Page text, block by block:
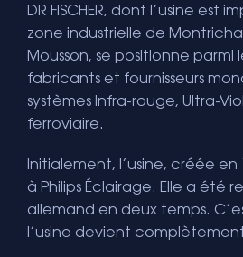
DR FISCHER, dont l’usine est
zone industrielle de
Mousson, se positionne parmi
fabricants et fournisseurs
systèmes Infra-rouge, Ultra-
ferroviaire.
Initialement, l’usine, créée
à Philips Éclairage. Elle a été
allemand en deux temps.
l’usine devient complètement